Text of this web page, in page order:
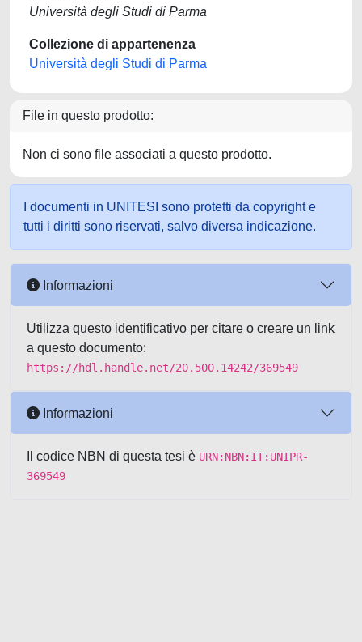
Università degli Studi di Parma
Collezione di appartenenza
Università degli Studi di Parma
File in questo prodotto:
Non ci sono file associati a questo prodotto.
I documenti in UNITESI sono protetti da copyright e
tutti i diritti sono riservati, salvo diversa indicazione.
Informazioni
Utilizza questo identificativo per citare o creare un link
a questo documento:
https://hdl.handle.net/20.500.14242/369549
Informazioni
Il codice NBN di questa tesi è URN:NBN:IT:UNIPR-
369549